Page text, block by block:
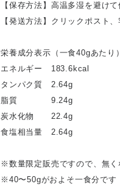
【保存方法】高温多湿を避け
【発送方法】クリックポスト
栄養成分表示（一食40gあたり）
エネルギー 183.6kcal
タンパク質 2.64g
脂質 9.24g
炭水化物 22.4g
食塩相当量 2.64g
※数量限定販売ですので、無
※40〜50gがおよそ一食分です